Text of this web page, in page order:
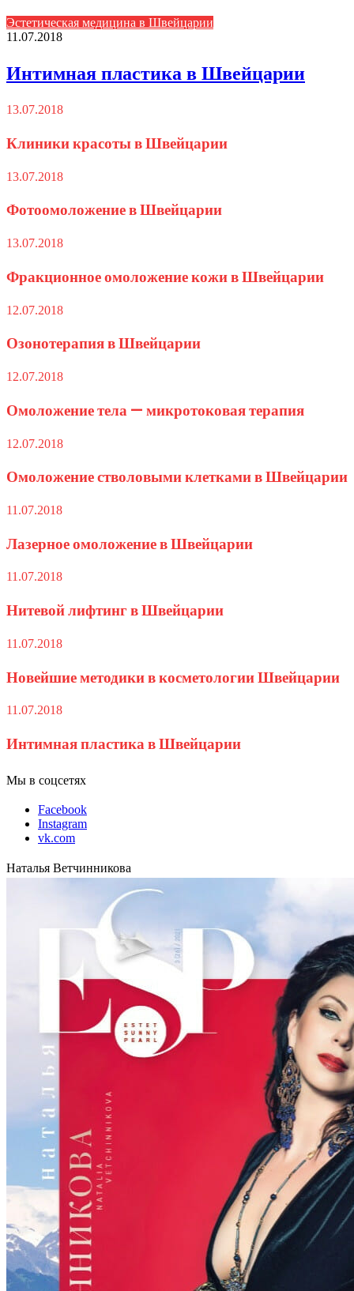
Эстетическая медицина в Швейцарии
11.07.2018
Интимная пластика в Швейцарии
13.07.2018
Клиники красоты в Швейцарии
13.07.2018
Фотоомоложение в Швейцарии
13.07.2018
Фракционное омоложение кожи в Швейцарии
12.07.2018
Озонотерапия в Швейцарии
12.07.2018
Омоложение тела — микротоковая терапия
12.07.2018
Омоложение стволовыми клетками в Швейцарии
11.07.2018
Лазерное омоложение в Швейцарии
11.07.2018
Нитевой лифтинг в Швейцарии
11.07.2018
Новейшие методики в косметологии Швейцарии
11.07.2018
Интимная пластика в Швейцарии
Мы в соцсетях
Facebook
Instagram
vk.com
Наталья Ветчинникова